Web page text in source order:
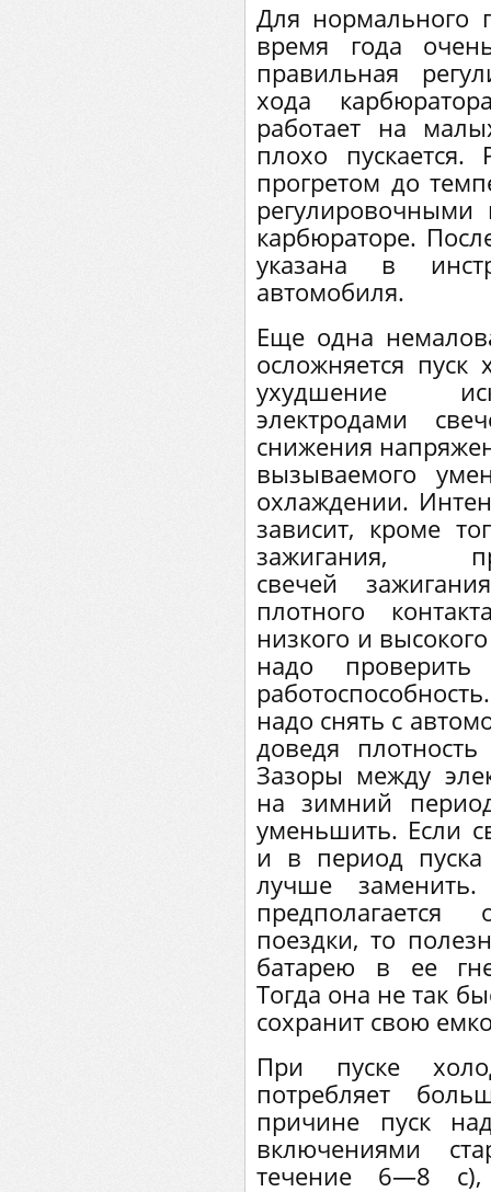
Для нормального
время года
правильная
хода
работает на
плохо пускается.
прогретом до
карбюраторе.
указана в
автомобиля.
Еще одна
осложняется пуск
ухудшение
электродами
снижения
вызываемого
охлаждении.
зависит, кроме
зажигания,
свечей
плотного
низкого и
надо
надо снять с
доведя
Зазоры между
на зимний
уменьшить. Если
и в период
лучше
предполагается
поездки, то
батарею в ее
Тогда она не так
сохранит свою
При пуске
потребляет
причине пуск
включениями
течение 6—8 с),